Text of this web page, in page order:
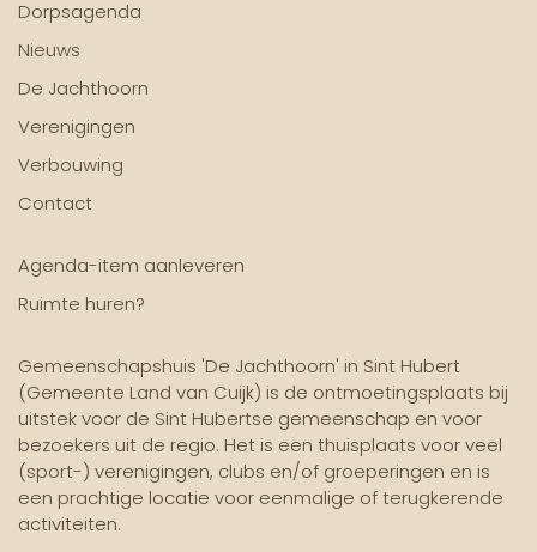
Dorpsagenda
Nieuws
De Jachthoorn
Verenigingen
Verbouwing
Contact
Agenda-item aanleveren
Ruimte huren?
Gemeenschapshuis 'De Jachthoorn' in Sint Hubert
(Gemeente Land van Cuijk) is de ontmoetingsplaats bij
uitstek voor de Sint Hubertse gemeenschap en voor
bezoekers uit de regio. Het is een thuisplaats voor veel
(sport-) verenigingen, clubs en/of groeperingen en is
een prachtige locatie voor eenmalige of terugkerende
activiteiten.